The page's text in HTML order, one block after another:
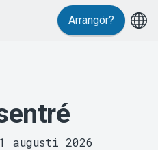
Arrangör?
augusti 2026